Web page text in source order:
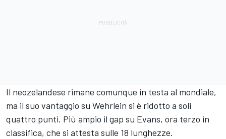
Il neozelandese rimane comunque in testa al mondiale,
ma il suo vantaggio su Wehrlein si è ridotto a soli
quattro punti. Più ampio il gap su Evans, ora terzo in
classifica, che si attesta sulle 18 lunghezze.